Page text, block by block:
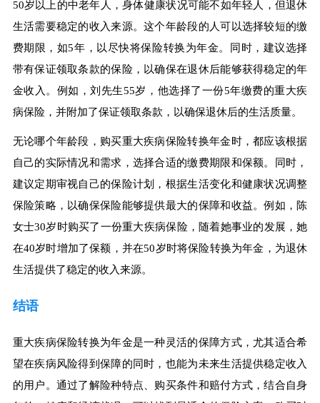
50岁以上的中老年人，身体健康状况可能不如年轻人，但退休
生活需要稳定的收入来源。这个年龄段的人可以选择较短的缴
费期限，如5年，以尽快将保险转换为年金。同时，建议选择
带有保证领取条款的保险，以确保在退休后能够获得稳定的年
金收入。例如，刘先生55岁，他选择了一份5年缴费的重大疾
病保险，并附加了保证领取条款，以确保退休后的生活质量。
无论哪个年龄段，购买重大疾病保险转换年金时，都应该根据
自己的实际情况和需求，选择合适的缴费期限和保额。同时，
建议定期审视自己的保险计划，根据生活变化和健康状况调整
保险策略，以确保保险能够提供最大的保障和收益。例如，陈
女士30岁时购买了一份重大疾病保险，随着她事业的发展，她
在40岁时增加了保额，并在50岁时将保险转换为年金，为退休
生活提供了稳定的收入来源。
结语
重大疾病保险转换为年金是一种灵活的保障方式，尤其适合希
望在疾病风险得到保障的同时，也能为未来生活提供稳定收入
的用户。通过了解险种特点、购买条件和赔付方式，结合自身